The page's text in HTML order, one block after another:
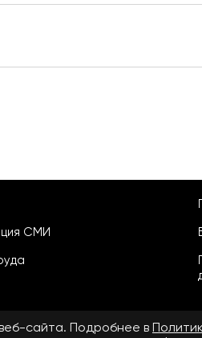
СМИ
сайта. Подробнее в